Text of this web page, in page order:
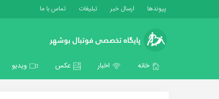
پیوندها ارسال خبر تبلیغات تماس با ما
خانه اخبار عکس ویدیو